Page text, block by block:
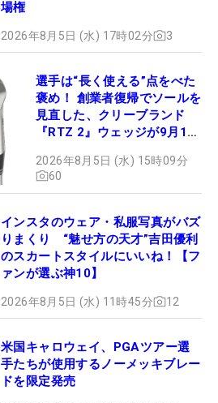
場権
2026年8月5日 (水) 17時02分 3
選手は“長く使える”点をべた
褒め！ 創業者復帰でソールを
見直した、クリーブランド
『RTZ 2』ウェッジが9月12
2026年8月5日 (水) 15時09分
60
インスタのウェア・私服写真がバズ
りまくり “魅せ方の天才”吉田優利
のスカートスタイルにいいね！【フ
ァンが選ぶ神10】
2026年8月5日 (水) 11時45分 12
米国キャロウェイ、PGAツアー選
手たちが使用するノーメッキブレー
ドを限定発売